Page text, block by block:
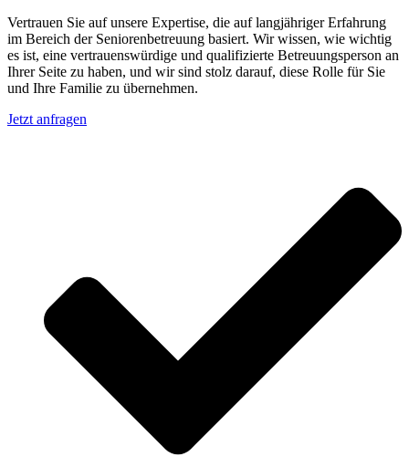
Vertrauen Sie auf unsere Expertise, die auf langjähriger Erfahrung
im Bereich der Seniorenbetreuung basiert. Wir wissen, wie wichtig
es ist, eine vertrauenswürdige und qualifizierte Betreuungsperson an
Ihrer Seite zu haben, und wir sind stolz darauf, diese Rolle für Sie
und Ihre Familie zu übernehmen.
Jetzt anfragen